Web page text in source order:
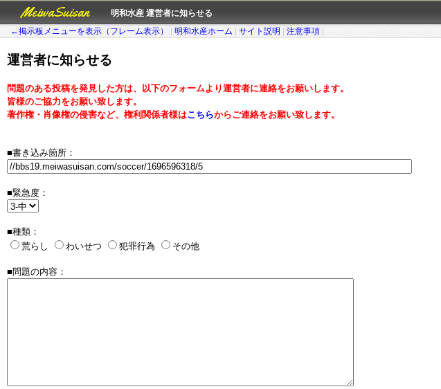
MeiwaSuisan
明和水産 運営者に知らせる
←掲示板メニューを表示（フレーム表示）
明和水産ホーム サイト説明 注意事項
運営者に知らせる
問題のある投稿を発見した方は、以下のフォームより運営者に連絡をお願いします。
皆様のご協力をお願い致します。
著作権・肖像権の侵害など、権利関係者様はこちらからご連絡をお願い致します。
■書き込み箇所：
■緊急度：
■種類：
荒らし
わいせつ 犯罪行為 その他
■問題の内容：